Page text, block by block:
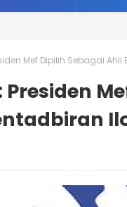
Mef Dipilih Sebagai
Presiden